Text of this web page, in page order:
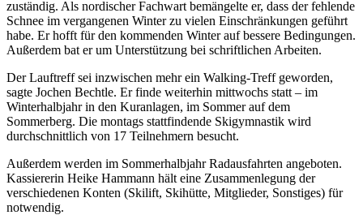
zuständig. Als nordischer Fachwart bemängelte er, dass der fehlende
Schnee im vergangenen Winter zu vielen Einschränkungen geführt
habe. Er hofft für den kommenden Winter auf bessere Bedingungen.
Außerdem bat er um Unterstützung bei schriftlichen Arbeiten.
Der Lauftreff sei inzwischen mehr ein Walking-Treff geworden,
sagte Jochen Bechtle. Er finde weiterhin mittwochs statt – im
Winterhalbjahr in den Kuranlagen, im Sommer auf dem
Sommerberg. Die montags stattfindende Skigymnastik wird
durchschnittlich von 17 Teilnehmern besucht.
Außerdem werden im Sommerhalbjahr Radausfahrten angeboten.
Kassiererin Heike Hammann hält eine Zusammenlegung der
verschiedenen Konten (Skilift, Skihütte, Mitglieder, Sonstiges) für
notwendig.